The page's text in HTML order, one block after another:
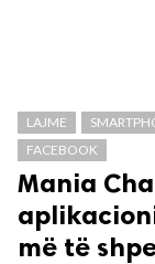
LAJME
FACEBOOK
Mania
më të